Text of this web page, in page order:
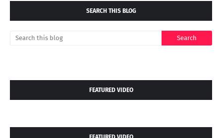
SEARCH THIS BLOG
FEATURED VIDEO